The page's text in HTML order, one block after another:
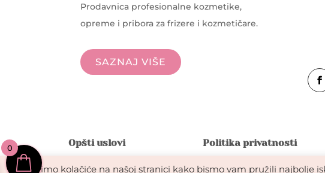
Prodavnica profesionalne kozmetike,
opreme i pribora za frizere i kozmetičare.
SAZNAJ VIŠE
Opšti uslovi Politika privatnosti
Koristimo kolačiće na našoj stranici kako bismo vam pružili najbolje
0